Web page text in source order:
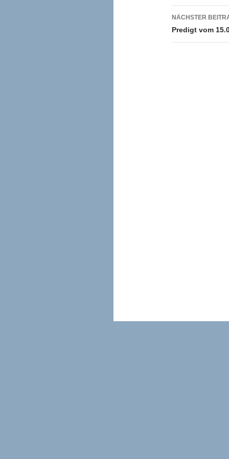
NÄCHSTER
Predigt vom